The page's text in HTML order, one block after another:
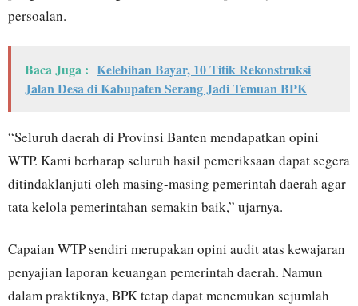
persoalan.
Baca Juga : Kelebihan Bayar, 10 Titik Rekonstruksi
Jalan Desa di Kabupaten Serang Jadi Temuan BPK
“Seluruh daerah di Provinsi Banten mendapatkan opini
WTP. Kami berharap seluruh hasil pemeriksaan dapat segera
ditindaklanjuti oleh masing-masing pemerintah daerah agar
tata kelola pemerintahan semakin baik,” ujarnya.
Capaian WTP sendiri merupakan opini audit atas kewajaran
penyajian laporan keuangan pemerintah daerah. Namun
dalam praktiknya, BPK tetap dapat menemukan sejumlah